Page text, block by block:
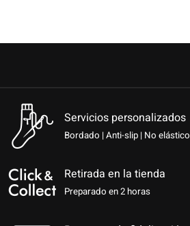
Servicios personalizados
Bordado | Anti-slip | No elástico
Retirada en la tienda
Preparado en 2 horas